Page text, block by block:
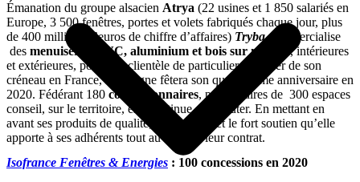
Émanation du groupe alsacien Atrya (22 usines et 1 850 salariés en
Europe, 3 500 fenêtres, portes et volets fabriqués chaque jour, plus
de 400 millions d’euros de chiffre d’affaires) Trybacommercialise
des menuiseries PVC, aluminium et bois sur mesure , intérieures
et extérieures, pour une clientèle de particuliers. Leader de son
créneau en France, l’enseigne fêtera son quarantième anniversaire en
2020. Fédérant 180 concessionnaires, propriétaires de 300 espaces
conseil, sur le territoire, elle continue de recruter. En mettant en
avant ses produits de qualité, sa notoriété et le fort soutien qu’elle
apporte à ses adhérents tout au long de leur contrat.
Isofrance Fenêtres & Energies : 100 concessions en 2020